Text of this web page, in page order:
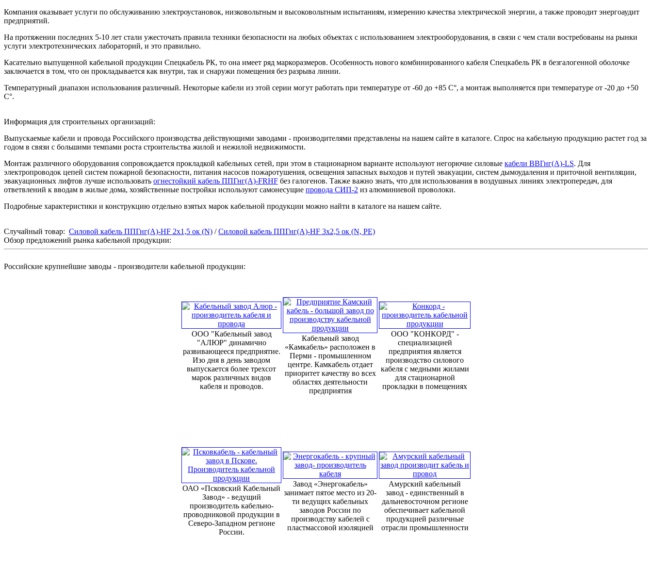
Компания оказывает услуги по обслуживанию электроустановок, низковольтным и высоковольтным испытаниям, измерению качества электрической энергии, а также проводит энергоаудит
предприятий.
На протяжении последних 5-10 лет стали ужесточать правила техники безопасности на любых объектах с использованием электрооборудования, в связи с чем стали востребованы на рынки
услуги электротехнических лабораторий, и это правильно.
Касательно выпущенной кабельной продукции Спецкабель РК, то она имеет ряд маркоразмеров. Особенность нового комбинированного кабеля Спецкабель РК в безгалогенной оболочке
заключается в том, что он прокладывается как внутри, так и снаружи помещения без разрыва линии.
Температурный диапазон использования различный. Некоторые кабели из этой серии могут работать при температуре от -60 до +85 С°, а монтаж выполняется при температуре от -20 до +50
С°.
Информация для строительных организаций:
Выпускаемые кабели и провода Российского производства действующими заводами - производителями представлены на нашем сайте в каталоге. Спрос на кабельную продукцию растет год за
годом в связи с большими темпами роста строительства жилой и нежилой недвижимости.
Монтаж различного оборудования сопровождается прокладкой кабельных сетей, при этом в стационарном варианте используют негорючие силовые кабели ВВГнг(А)-LS. Для
электропроводок цепей систем пожарной безопасности, питания насосов пожаротушения, освещения запасных выходов и путей эвакуации, систем дымоудаления и приточной вентиляции,
эвакуационных лифтов лучше использовать огнестойкий кабель ППГнг(А)-FRHF без галогенов. Также важно знать, что для использования в воздушных линиях электропередач, для
ответвлений к вводам в жилые дома, хозяйственные постройки используют самонесущие провода СИП-2 из алюминиевой проволоки.
Подробные характеристики и конструкцию отдельно взятых марок кабельной продукции можно найти в каталоге на нашем сайте.
Случайный товар: Силовой кабель ППГнг(А)-HF 2х1,5 ок (N) /Силовой кабель ППГнг(А)-HF 3х2,5 ок (N, PE)
Обзор предложений рынка кабельной продукции:
Российские крупнейшие заводы - производители кабельной продукции:
ООО "Кабельный завод
"АЛЮР" динамично
развивающееся предприятие.
Изо дня в день заводом
выпускается более трехсот
марок различных видов
кабеля и проводов.
Кабельный завод
«Камкабель» расположен в
Перми - промышленном
центре. Камкабель отдает
приоритет качеству во всех
областях деятельности
предприятия
ООО "КОНКОРД" -
специализацией
предприятия является
производство силового
кабеля с медными жилами
для стационарной
прокладки в помещениях
ОАО «Псковский Кабельный
Завод» - ведущий
производитель кабельно-
проводниковой продукции в
Северо-Западном регионе
России.
Завод «Энергокабель»
занимает пятое место из 20-
ти ведущих кабельных
заводов России по
производству кабелей с
пластмассовой изоляцией
Амурский кабельный
завод - единственный в
дальневосточном регионе
обеспечивает кабельной
продукцией различные
отрасли промышленности